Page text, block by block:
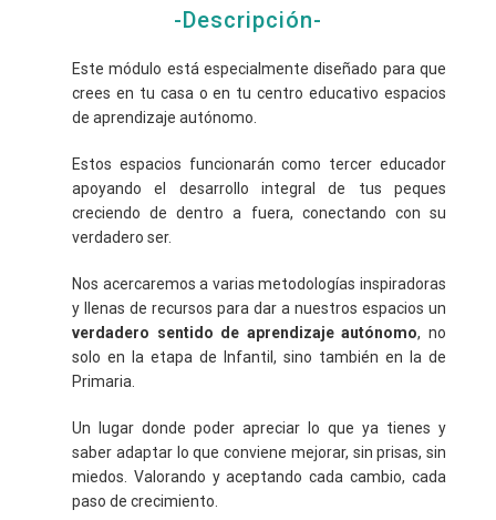
-Descripción-
Este módulo está especialmente diseñado para que
crees en tu casa o en tu centro educativo espacios
de aprendizaje autónomo.
Estos espacios funcionarán como tercer educador
apoyando el desarrollo integral de tus peques
creciendo de dentro a fuera, conectando con su
verdadero ser.
Nos acercaremos a varias metodologías inspiradoras
y llenas de recursos para dar a nuestros espacios un
verdadero sentido de aprendizaje autónomo, no
solo en la etapa de Infantil, sino también en la de
Primaria.
Un lugar donde poder apreciar lo que ya tienes y
saber adaptar lo que conviene mejorar, sin prisas, sin
miedos. Valorando y aceptando cada cambio, cada
paso de crecimiento.